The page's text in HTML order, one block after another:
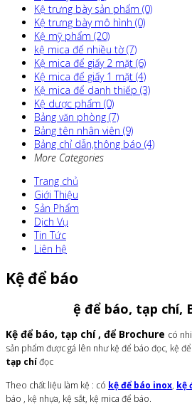
Kệ trưng bày sản phẩm (0)
Kệ trưng bày mô hình (0)
Kệ mỹ phẩm (20)
kệ mica để nhiều tờ (7)
Kệ mica để giấy 2 mặt (6)
Kệ mica để giấy 1 mặt (4)
Kệ mica để danh thiếp (3)
Kệ dược phẩm (0)
Bảng văn phòng (7)
Bảng tên nhân viên (9)
Bảng chỉ dẫn,thông báo (4)
More Categories
Trang chủ
Giới Thiệu
Sản Phẩm
Dịch Vụ
Tin Tức
Liên hệ
Kệ để báo
ệ để báo, tạp chí,
Kệ để báo, tạp chí , để Brochure có
sản phẩm được gá lên như kệ để báo đọc, kệ
tạp chíđọc
Theo chất liệu làm kệ : có kệ để báo inox, kệ
báo , kệ nhựa, kệ sắt, kệ mica để báo.